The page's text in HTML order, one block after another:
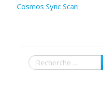
Connexion
Cosmos Sync Scan